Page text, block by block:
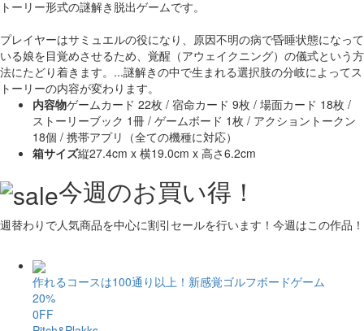
トーリー形式の謎解き脱出ゲームです。
プレイヤーはサミュエルの役になり、原因不明の病で昏睡状態になって
いる娘を目覚めさせるため、覚醒（アウェイクニング）の儀式という方
法にたどり着きます。...謎解きの中で生まれる選択肢の分岐によってス
トーリーの内容が変わります。
内容物ゲームカード 22枚 / 宿命カード 9枚 / 場面カード 18枚 /
ストーリーブック 1冊 / ゲームボード 1枚 / アクショントークン
18個 / 携帯アプリ（全ての機種に対応）
箱サイズ縦27.4cm x 横19.0cm x 高さ6.2cm
今週のお買い得！
週替わりで人気商品を中心に割引セールを行います！今週はこの作品！
作れるコースは100通り以上！新感覚ゴルフボードゲーム
20%
0FF